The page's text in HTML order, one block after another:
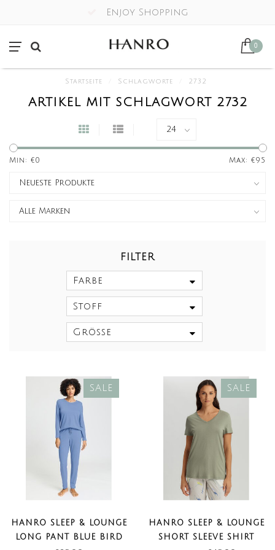
Enjoy Shopping
0
Startseite Schlagworte 2732
ARTIKEL MIT SCHLAGWORT 2732
Min: €0 Max: €95
FILTER
Farbe
Stoff
Größe
SALE
HANRO SLEEP & LOUNGE
LONG PANT BLUE BIRD
SALE
HANRO SLEEP & LOUNGE
SHORT SLEEVE SHIRT